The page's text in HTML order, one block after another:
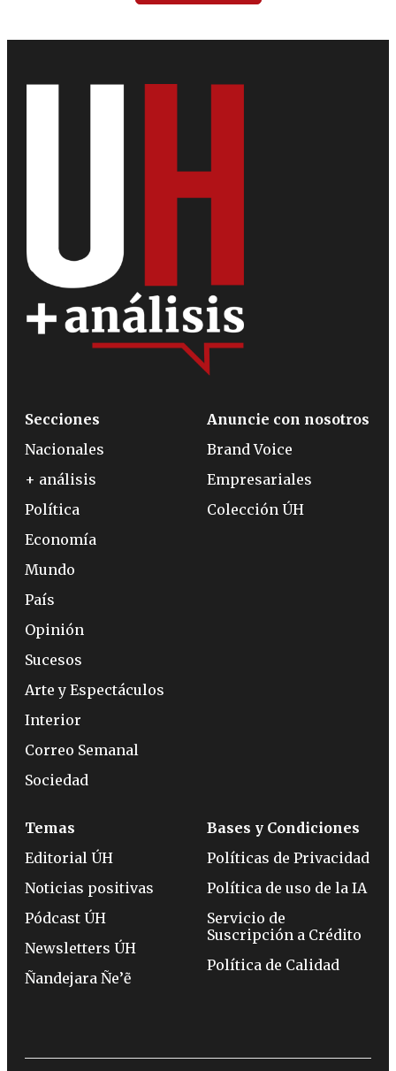
Secciones
Nacionales
+ análisis
Política
Economía
Mundo
País
Opinión
Sucesos
Arte y Espectáculos
Interior
Correo Semanal
Sociedad
Anuncie con nosotros
Brand Voice
Empresariales
Colección ÚH
Temas
Editorial ÚH
Noticias positivas
Pódcast ÚH
Newsletters ÚH
Ñandejara Ñe’ẽ
Bases y Condiciones
Políticas de Privacidad
Política de uso de la IA
Servicio de
Suscripción a Crédito
Política de Calidad